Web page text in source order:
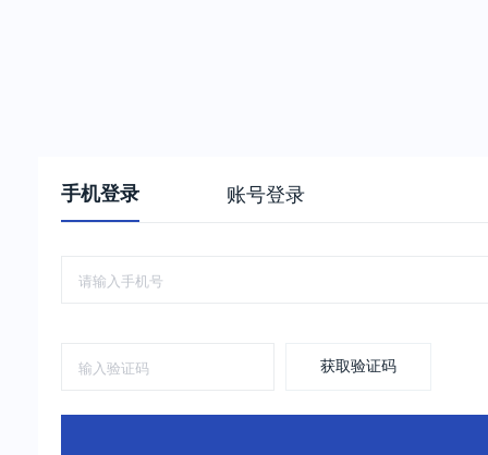
手机登录 账号登录
获取验证码